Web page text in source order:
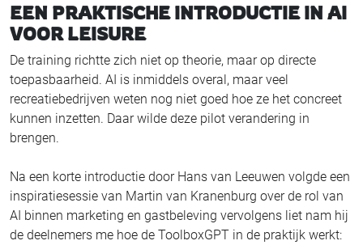
EEN PRAKTISCHE INTRODUCTIE IN AI
VOOR LEISURE
De training richtte zich niet op theorie, maar op directe
toepasbaarheid. AI is inmiddels overal, maar veel
recreatiebedrijven weten nog niet goed hoe ze het concreet
kunnen inzetten. Daar wilde deze pilot verandering in
brengen.
Na een korte introductie door Hans van Leeuwen volgde een
inspiratiesessie van Martin van Kranenburg over de rol van
AI binnen marketing en gastbeleving vervolgens liet nam hij
de deelnemers me hoe de ToolboxGPT in de praktijk werkt: